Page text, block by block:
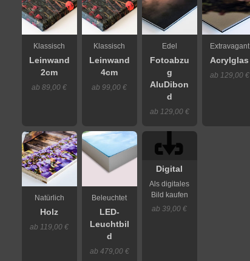
Klassisch
Leinwand
2cm
ab 89,00 €
Klassisch
Leinwand
4cm
ab 99,00 €
Edel
Fotoabzu
g
AluDibon
d
ab 129,00 €
Extravagant
Acrylglas
ab 129,00 €
Natürlich
Holz
ab 119,00 €
Beleuchtet
LED-
Leuchtbil
d
ab 479,00 €
Digital
Als digitales
Bild kaufen
ab 39,00 €